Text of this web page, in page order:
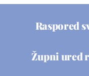
Raspored
Župni ured